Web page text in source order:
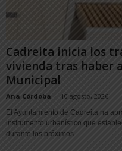
Cadreita inicia los
vivienda tras haber
Municipal
Ana Córdoba - 10 agosto, 2026
El Ayuntamiento de Cadreita ha
instrumento urbanístico que
durante los próximos...